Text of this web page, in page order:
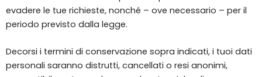
evadere le tue richieste, nonché – ove necessario – per il
periodo previsto dalla legge.
Decorsi i termini di conservazione sopra indicati, i tuoi dati
personali saranno distrutti, cancellati o resi anonimi,